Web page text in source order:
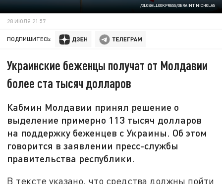
/GLOBALLOOKPRESS/GERAINT NICHOLAS
28 ИЮЛЯ 21:57
ПОДПИШИТЕСЬ:
Украинские беженцы получат от Молдавии
более ста тысяч долларов
Кабмин Молдавии принял решение о
выделение примерно 113 тысяч долларов
на поддержку беженцев с Украины. Об этом
говорится в заявлении пресс-службы
правительства республики.
В тексте указано, что средства должны пойти